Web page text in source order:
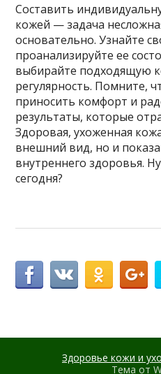
Составить
кожей — задача
основательно. Узнайте
проанализируйте ее
выбирайте подходящую
регулярность. Помните,
приносить комфорт и
результаты, которые
Здоровая, ухоженная
внешний вид, но и
внутреннего здоровья.
сегодня?
Здоровье кожи и
Тема от